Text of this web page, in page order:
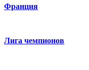
Франция
Лига чемпионов